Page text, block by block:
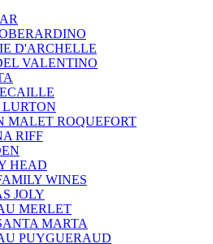
D'ARCHELLE
VALENTINO
MALET ROQUEFORT
RIFF
HEAD
WINES
JOLY
MERLET
MARTA
PUYGUERAUD